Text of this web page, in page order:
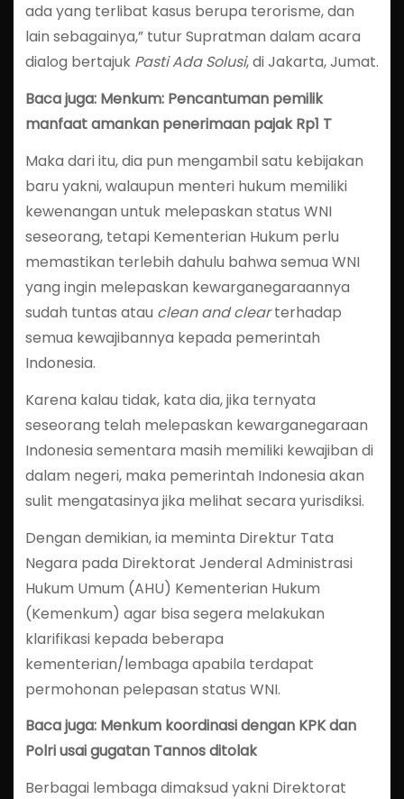
ada yang terlibat kasus berupa terorisme, dan
lain sebagainya,” tutur Supratman dalam acara
dialog bertajuk Pasti Ada Solusi, di Jakarta, Jumat.
Baca juga: Menkum: Pencantuman pemilik
manfaat amankan penerimaan pajak Rp1 T
Maka dari itu, dia pun mengambil satu kebijakan
baru yakni, walaupun menteri hukum memiliki
kewenangan untuk melepaskan status WNI
seseorang, tetapi Kementerian Hukum perlu
memastikan terlebih dahulu bahwa semua WNI
yang ingin melepaskan kewarganegaraannya
sudah tuntas atau clean and clearterhadap
semua kewajibannya kepada pemerintah
Indonesia.
Karena kalau tidak, kata dia, jika ternyata
seseorang telah melepaskan kewarganegaraan
Indonesia sementara masih memiliki kewajiban di
dalam negeri, maka pemerintah Indonesia akan
sulit mengatasinya jika melihat secara yurisdiksi.
Dengan demikian, ia meminta Direktur Tata
Negara pada Direktorat Jenderal Administrasi
Hukum Umum (AHU) Kementerian Hukum
(Kemenkum) agar bisa segera melakukan
klarifikasi kepada beberapa
kementerian/lembaga apabila terdapat
permohonan pelepasan status WNI.
Baca juga: Menkum koordinasi dengan KPK dan
Polri usai gugatan Tannos ditolak
Berbagai lembaga dimaksud yakni Direktorat